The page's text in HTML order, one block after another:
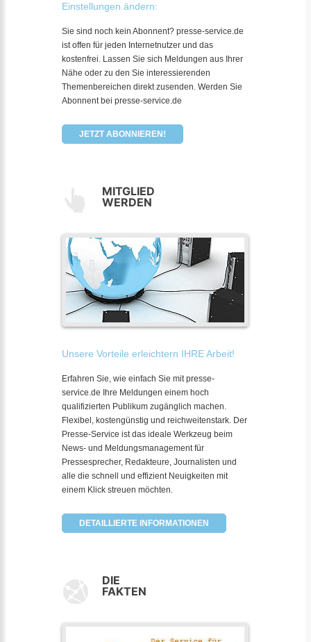
Einstellungen ändern:
Sie sind noch kein Abonnent? presse-service.de
ist offen für jeden Internetnutzer und das
kostenfrei. Lassen Sie sich Meldungen aus Ihrer
Nähe oder zu den Sie interessierenden
Themenbereichen direkt zusenden. Werden Sie
Abonnent bei presse-service.de
JETZT ABONNIEREN!
MITGLIED
WERDEN
Unsere Vorteile erleichtern IHRE Arbeit!
Erfahren Sie, wie einfach Sie mit presse-
service.de Ihre Meldungen einem hoch
qualifizierten Publikum zugänglich machen.
Flexibel, kostengünstig und reichweitenstark. Der
Presse-Service ist das ideale Werkzeug beim
News- und Meldungsmanagement für
Pressesprecher, Redakteure, Journalisten und
alle die schnell und effizient Neuigkeiten mit
einem Klick streuen möchten.
DETAILLIERTE INFORMATIONEN
DIE
FAKTEN